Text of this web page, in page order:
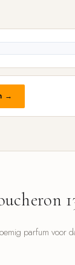
→
parfum voor